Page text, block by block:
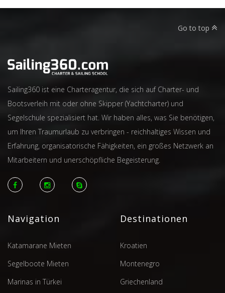
Go to top
Sailing360 ist eine Charteragentur, die sich auf Charter- und
Bootsverleih mit oder ohne Skipper (Yachtcharter) und
Segelschule spezialisiert hat. Wir haben alles, was Sie benötigen,
um Ihren Traumurlaub zu verbringen - reichhaltiges Wissen und
Erfahrung, organisatorische Fähigkeiten, ein großes Netzwerk an
Mitarbeitern und unerschöpfliche Begeisterung.
Navigation
Katamarane Mieten
Segelboote Mieten
Marinas in Türkei
Destinationen
Kroatien
Montenegro
Griechenland